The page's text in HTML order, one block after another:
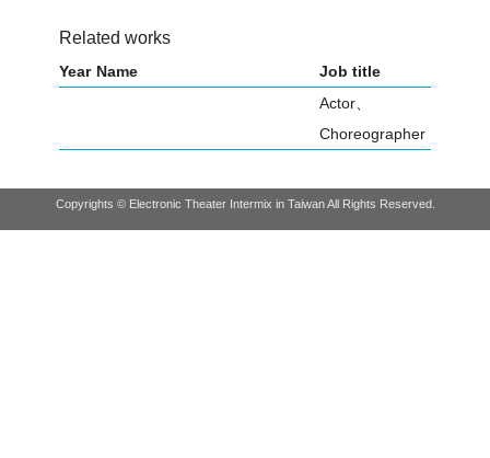
Related works
Year Name
Job title
Actor、
Choreographer
Copyrights © Electronic Theater Intermix in Taiwan All Rights Reserved.